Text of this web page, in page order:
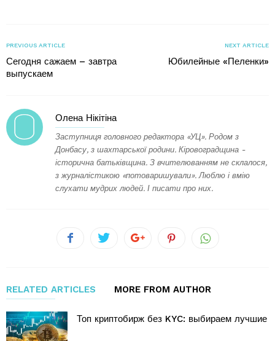
PREVIOUS ARTICLE
Сегодня сажаем – завтра
выпускаем
NEXT ARTICLE
Юбилейные «Пеленки»
Олена Нікітіна
Заступниця головного редактора «УЦ». Родом з
Донбасу, з шахтарської родини. Кіровоградщина -
історична батьківщина. З вчителюванням не склалося,
з журналістикою «потоваришували». Люблю і вмію
слухати мудрих людей. І писати про них.
RELATED ARTICLES MORE FROM AUTHOR
Топ криптобирж без KYC: выбираем лучшие